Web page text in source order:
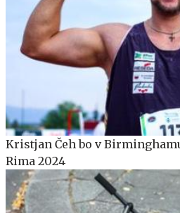
Kristjan Čeh bo v
Rima 2024